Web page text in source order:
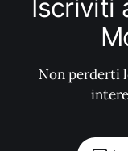
Iscriviti
Non perderti